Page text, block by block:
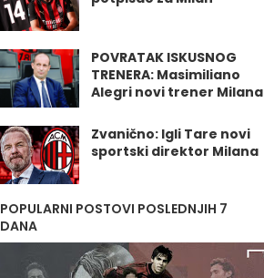
POVRATAK ISKUSNOG
TRENERA: Masimiliano
Alegri novi trener Milana
Zvanično: Igli Tare novi
sportski direktor Milana
POPULARNI POSTOVI POSLEDNJIH 7
DANA